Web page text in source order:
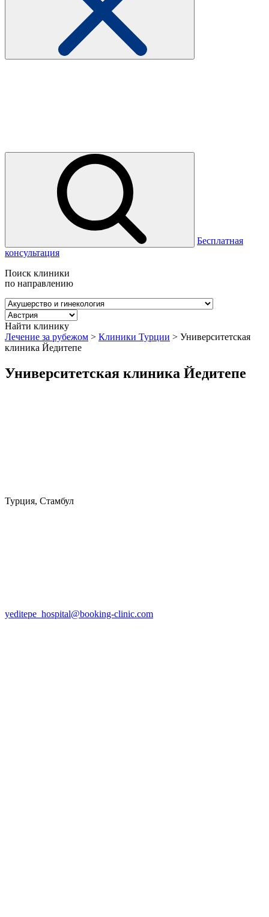
Бесплатная
консультация
Поиск клиники
по направлению
Найти клинику
Лечение за рубежом > Клиники Турции > Университетская
клиника Йедитепе
Университетская клиника Йедитепе
Турция, Стамбул
yeditepe_hospital@booking-clinic.com